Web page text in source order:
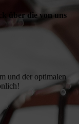
über die von uns
und der optimalen